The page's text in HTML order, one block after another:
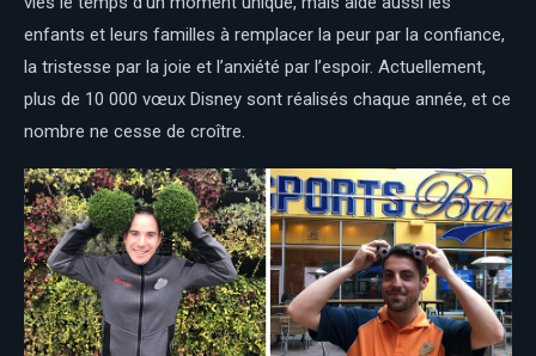
enfants et leurs familles à remplacer la peur par la confiance,
la tristesse par la joie et l’anxiété par l’espoir. Actuellement,
plus de 10 000 vœux Disney sont réalisés chaque année, et ce
nombre ne cesse de croître.